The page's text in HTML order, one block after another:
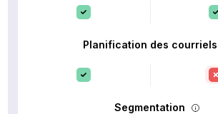
Planification des courriels
Segmentation